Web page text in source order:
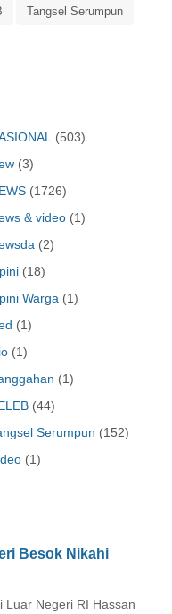
Tangsel Serumpun
(503)
(3)
(1726)
& video (1)
(2)
(18)
Warga (1)
(1)
(1)
(1)
(44)
Serumpun (152)
(1)
Besok Nikahi
Luar Negeri RI Hassan